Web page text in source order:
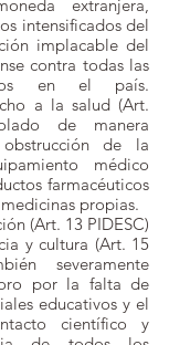
extranjera,
intensificados del
implacable del
contra todas las
en el país.
a la salud (Art.
de manera
de la
médico
farmacéuticos
propias.
(Art. 13 PIDESC)
y cultura (Art. 15
severamente
por la falta de
educativos y el
científico y